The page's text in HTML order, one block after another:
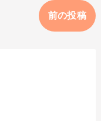
前の投稿